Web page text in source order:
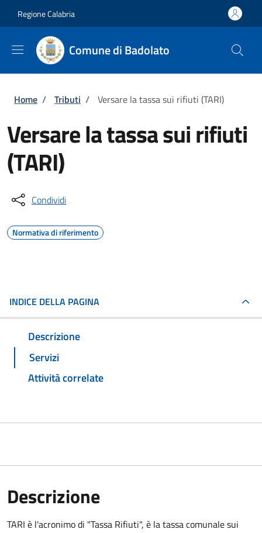
Regione Calabria
Comune di Badolato
Briciole di pane
Home / Tributi / Versare la tassa sui rifiuti (TARI)
Versare la tassa sui rifiuti
(TARI)
Condividi
Normativa di riferimento
INDICE DELLA PAGINA
Descrizione
Servizi
Attività correlate
Descrizione
TARI è l'acronimo di "Tassa Rifiuti", è la tassa comunale sui